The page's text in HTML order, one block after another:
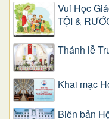
Vui Học
TỘI &
Thánh lễ
Khai mạc
Biên bản